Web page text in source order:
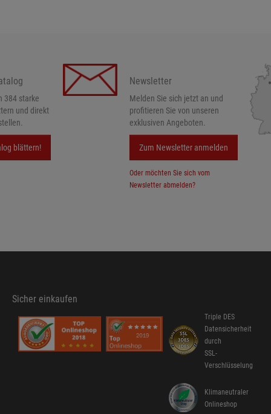
384 starke
und direkt
blättern!
Newsletter
Melden Sie sich jetzt an und
profitieren Sie von unseren
exklusiven Angeboten.
Zum Newsletter anmelden
Oder möchten Sie sich vom
Newsletter abmelden?
Sicher einkaufen
Triple DES
Datensicherheit
durch
SSL-
Verschlüsselung
Klimaneutraler
Onlineshop